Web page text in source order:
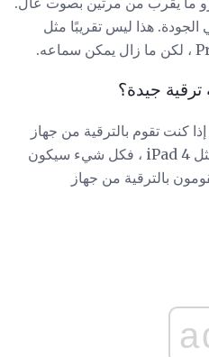
هذا ليس تقريبًا مثل
كنت تقوم بالترقية من جهاز
لوحي مسبق لجهاز iPad Air مثل iPad 4 ، فكل شيء سيكون
بالترقية من جهاز